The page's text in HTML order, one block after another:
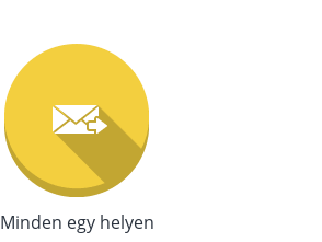
Minden egy helyen